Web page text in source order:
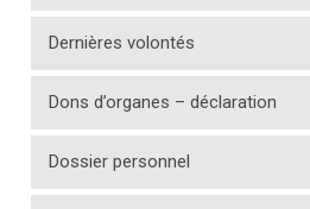
Dernières volontés
Dons d’organes – déclaration
Dossier personnel